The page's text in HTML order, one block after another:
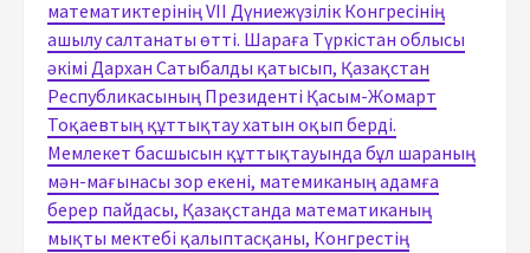
математиктерінің VII Дүниежүзілік Конгресінің
ашылу салтанаты өтті. Шараға Түркістан облысы
әкімі Дархан Сатыбалды қатысып, Қазақстан
Республикасының Президенті Қасым-Жомарт
Тоқаевтың құттықтау хатын оқып берді.
Мемлекет басшысын құттықтауында бұл шараның
мән-мағынасы зор екені, матемиканың адамға
берер пайдасы, Қазақстанда математиканың
мықты мектебі қалыптасқаны, Конгрестің